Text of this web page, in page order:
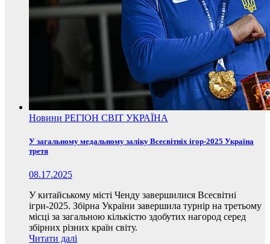
Новини РЕГІОН СВІТ УКРАЇНА
У загальному медальному заліку Всесвітніх ігор-2025 Україна
третя
08.17.2025
У китайському місті Ченду завершилися Всесвітні
ігри-2025. Збірна України завершила турнір на третьому
місці за загальною кількістю здобутих нагород серед
збірних різних країн світу.
Читати далі